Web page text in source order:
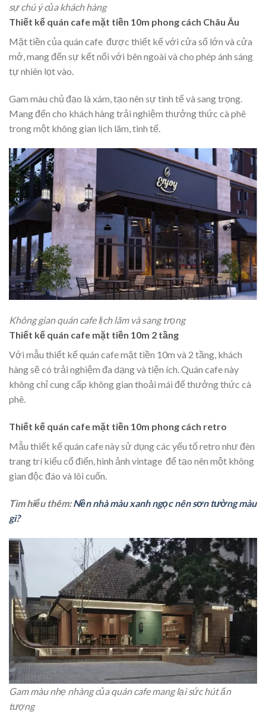
sự chú ý của khách hàng
Thiết kế quán cafe mặt tiền 10m phong cách Châu Âu
Mặt tiền của quán cafe được thiết kế với cửa sổ lớn và cửa
mở, mang đến sự kết nối với bên ngoài và cho phép ánh sáng
tự nhiên lọt vào.
Gam màu chủ đạo là xám, tạo nên sự tinh tế và sang trọng.
Mang đến cho khách hàng trải nghiệm thưởng thức cà phê
trong một không gian lịch lãm, tinh tế.
Không gian quán cafe lịch lãm và sang trọng
Thiết kế quán cafe mặt tiền 10m 2 tầng
Với mẫu thiết kế quán cafe mặt tiền 10m và 2 tầng, khách
hàng sẽ có trải nghiệm đa dạng và tiện ích. Quán cafe này
không chỉ cung cấp không gian thoải mái để thưởng thức cà
phê.
Thiết kế quán cafe mặt tiền 10m phong cách retro
Mẫu thiết kế quán cafe này sử dụng các yếu tố retro như đèn
trang trí kiểu cổ điển, hình ảnh vintage để tạo nên một không
gian độc đáo và lôi cuốn.
Tìm hiểu thêm:Nền nhà màu xanh ngọc nên sơn tường màu
gì?
Gam màu nhẹ nhàng của quán cafe mang lại sức hút ấn
tượng